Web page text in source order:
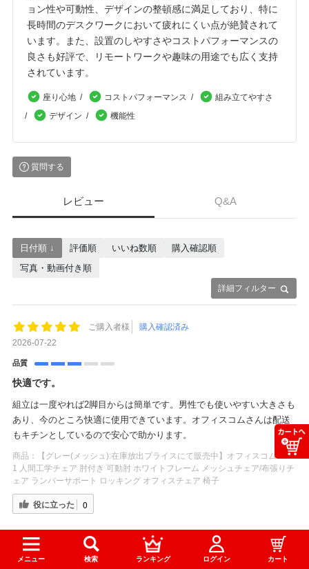
ョン性や可動性、デザインの整頓感に満足しており、特に
長時間のデスクワークにおいて疲れにくい点が絶賛されて
います。また、設置のしやすさやコストパフォーマンスの
良さも好評で、リモートワークや趣味の用途でも広く支持
されています。
座り心地 コストパフォーマンス
組み立てやすさ
デザイン
機能性
質問する
レビュー Q&A
詳細フィルター
日付順 ↓ 評価順 いいね数順
購入確認順
写真・動画付き順
ご購入者様
購入確認済み
2026-07-22
品質
快適です。
組立は一度やれば2脚目からは簡単です。男性でも使いやすい大きさも
あり、今のところ快適に使用できています。オフィスコムさんは配送
もキチンとしているので安心で助かります。
商品：
【グレー(メッシュ):在庫放出プライスにて販売中】オフィスコム YS-
1 人間工学チェア 肘付き 可動肘 ホワイトフレーム メッシュチェア/布張りチ
ェア ランバーサポート ロッキング オフィスチェア 椅子
役に立った 0
ご購入者様
購入確認済み
メニュー 検索 ランキング ログイン カート